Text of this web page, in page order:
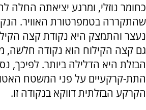
כחומר נוזלי, ומרגע יציאתה החלה
שהתקררה בטמפרטורת האוויר.
נעצר והתמצק היא נקודת קצה
גם קצה הקילוח הוא נקודה חלשה,
הבזלת היא הדלילה ביותר. לפיכך,
התת-קרקעיים על פני המשטח
הקרקע הבזלתית דווקא בנקודה זו.